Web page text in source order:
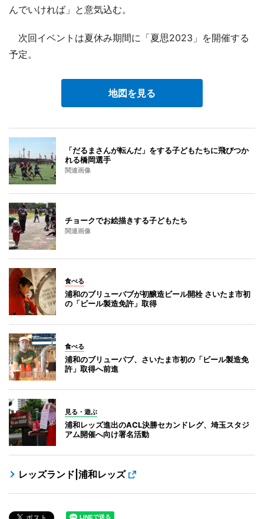
んでいければ」と意気込む。
次回イベントは夏休み期間に「夏思2023」を開催する
予定。
地図を見る
「だるまさんが転んだ」をする子どもたちに飛びつか
れる橋岡選手
関連画像
チョークでお絵描きする子どもたち
関連画像
食べる
浦和のブリューパブが初醸造ビール開栓 さいたま市初
の「ビール製造免許」取得
食べる
浦和のブリューパブ、さいたま市初の「ビール製造免
許」取得へ前進
見る・遊ぶ
浦和レッズ進出のACL決勝セカンドレグ、埼玉スタジ
アム開催へ向け署名活動
レッズランド|浦和レッズ